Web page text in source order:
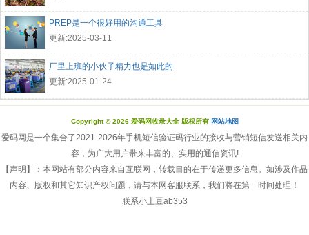
PREP是一个很好用的沟通工具
更新:2025-03-11
厂里上班的小伙子精力也是如此的
更新:2025-01-24
Copyright © 2026 爱码网收录大全 版权所有 网站地图
爱码网是一个集合了2021-2026年手机短信验证码行业的接收与营销短信发送相关内
容，为广大用户带来丰富的、实用的通信资讯!
【声明】：本网站有部分内容来自互联网，转载目的在于传递更多信息。如涉及作品
内容、版权和其它知识产权问题，请与本网客服联系，我们将在第一时间处理！
联系小土豆ab353